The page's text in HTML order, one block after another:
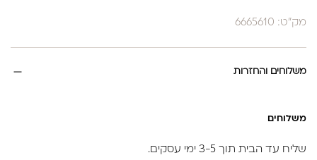
מק"ט: 6665610
משלוחים והחזרות
משלוחים
שליח עד הבית תוך 3-5 ימי עסקים.